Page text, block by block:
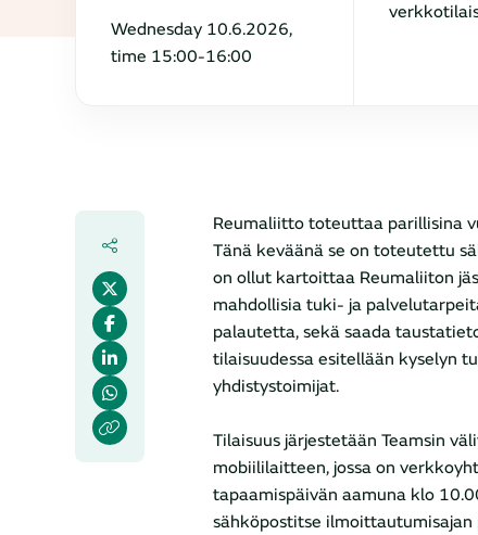
Wednesday 10.6.2026,
time 15:00-16:00
Reumaliitto toteuttaa parillisina
Tänä keväänä se on toteutettu
on ollut kartoittaa Reumaliiton
mahdollisia tuki- ja
palautetta, sekä saada
tilaisuudessa esitellään kyselyn
yhdistystoimijat.
Tilaisuus järjestetään Teamsin
mobiililaitteen, jossa on
tapaamispäivän aamuna klo
sähköpostitse